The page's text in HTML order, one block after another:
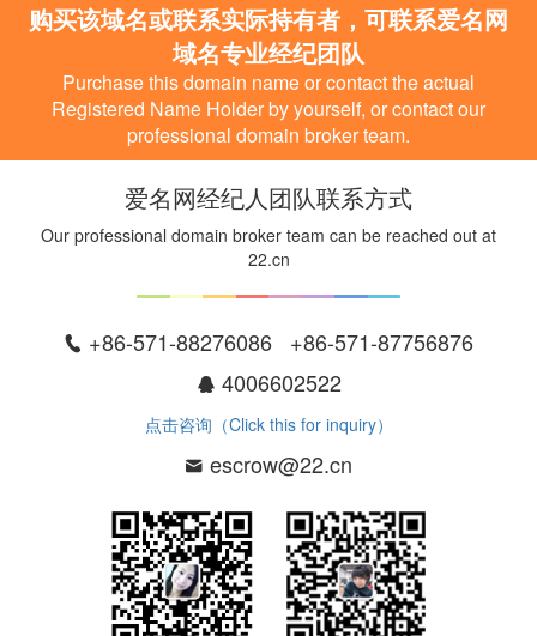
购买该域名或联系实际持有者，可联系爱名网
域名专业经纪团队
Purchase this domain name or contact the actual
Registered Name Holder by yourself, or contact our
professional domain broker team.
爱名网经纪人团队联系方式
Our professional domain broker team can be reached out at
22.cn
+86-571-88276086 +86-571-87756876
4006602522
点击咨询（Click this for inquiry）
escrow@22.cn